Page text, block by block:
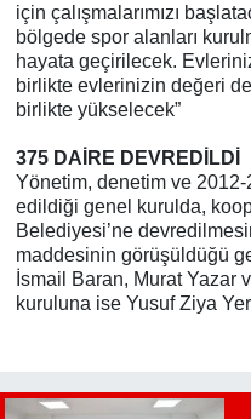
için çalışmalarımızı
bölgede spor alanları
hayata geçirilecek.
birlikte evlerinizin değeri
birlikte yükselecek”
375 DAİRE DEVREDİLDİ
Yönetim, denetim ve 2012-
edildiği genel kurulda,
Belediyesi’ne
maddesinin görüşüldüğü
İsmail Baran, Murat Yazar
kuruluna ise Yusuf Ziya